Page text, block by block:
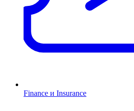
Finance и Insurance